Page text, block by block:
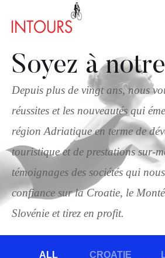
Soyez à
Depuis plus de vingt ans, nous
réussites et les nouveautés qui
région Adriatique en terme de
touristique et de prestations sur-
témoignages des sociétés qui
confiance sur la Croatie, le
Slovénie et tirez en profit.
ALL CROATIE